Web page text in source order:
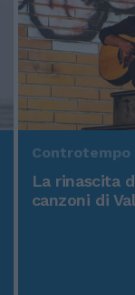
Controtempo
La rinascita
canzoni di